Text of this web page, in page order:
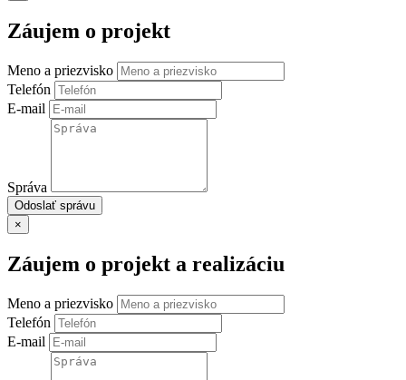
Záujem o projekt
Meno a priezvisko
Telefón
E-mail
Správa
Odoslať správu
×
Záujem o projekt a realizáciu
Meno a priezvisko
Telefón
E-mail